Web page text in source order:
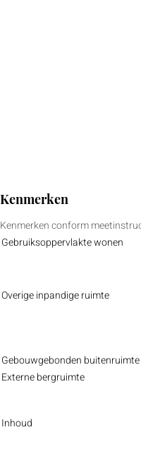
Kenmerken
Kenmerken conform
Gebruiksoppervlakte wonen
Overige inpandige ruimte
Gebouwgebonden buitenruimte
Externe bergruimte
Inhoud